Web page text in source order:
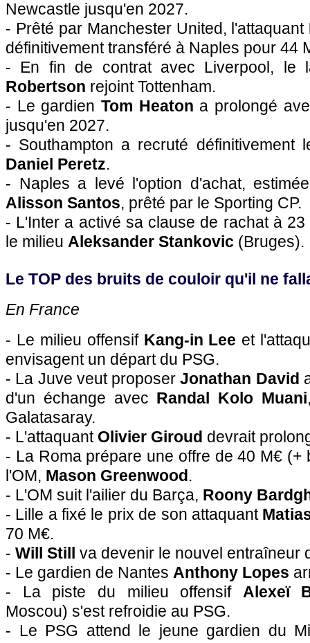
Newcastle jusqu'en 2027.
- Prêté par Manchester United, l'attaquant
définitivement transféré à Naples pour 44
- En fin de contrat avec Liverpool, le
Robertson rejoint Tottenham.
- Le gardien Tom Heaton a prolongé
jusqu'en 2027.
- Southampton a recruté définitivement
Daniel Peretz.
- Naples a levé l'option d'achat,
Alisson Santos, prêté par le Sporting CP.
- L'Inter a activé sa clause de rachat à
le milieu Aleksander Stankovic (Bruges).
Le TOP des bruits de couloir qu'il ne
En France
- Le milieu offensif Kang-in Lee et
envisagent un départ du PSG.
- La Juve veut proposerJonathan David
d'un échange avec Randal Kolo Muani
Galatasaray.
- L'attaquant Olivier Giroud devrait
- La Roma prépare une offre de 40 M€ (+
l'OM, Mason Greenwood.
- L'OM suit l'ailier du Barça, Roony
- Lille a fixé le prix de son attaquant
70 M€.
- Will Still va devenir le nouvel entraîneur
- Le gardien de Nantes Anthony Lopes
- La piste du milieu offensif Alexeï
Moscou) s'est refroidie au PSG.
- Le PSG attend le jeune gardien du